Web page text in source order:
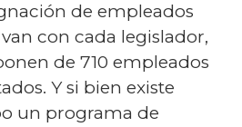
de empleados
con cada legislador,
de 710 empleados
Y si bien existe
un programa de